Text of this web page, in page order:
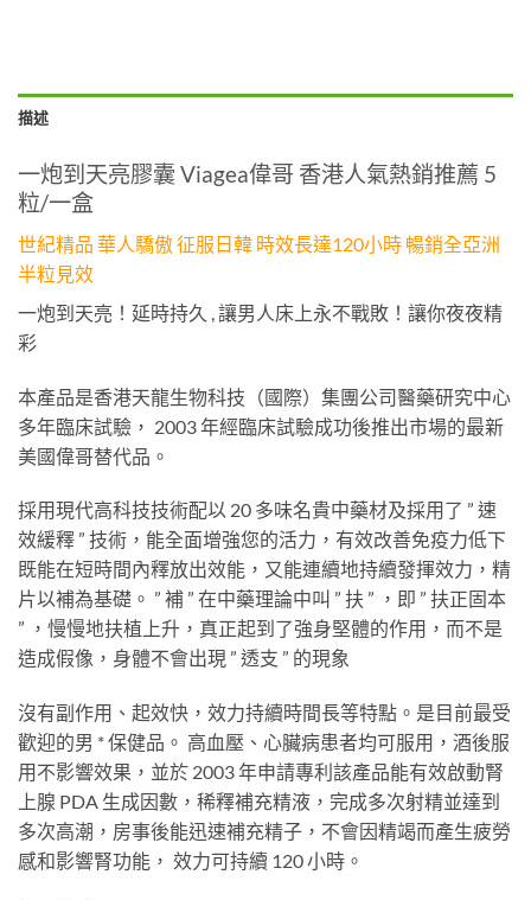
描述
一炮到天亮膠囊 Viagea偉哥 香港人氣熱銷推薦 5
粒/一盒
世紀精品 華人驕傲 征服日韓 時效長達120小時 暢銷全亞洲
半粒見效
一炮到天亮！延時持久 , 讓男人床上永不戰敗！讓你夜夜精
彩
本產品是香港天龍生物科技（國際）集團公司醫藥研究中心
多年臨床試驗， 2003 年經臨床試驗成功後推出市場的最新
美國偉哥替代品。
採用現代高科技技術配以 20 多味名貴中藥材及採用了 ” 速
效緩釋 ” 技術，能全面增強您的活力，有效改善免疫力低下
既能在短時間內釋放出效能，又能連續地持續發揮效力，精
片以補為基礎。 ” 補 ” 在中藥理論中叫 ” 扶 ” ，即 ” 扶正固本
” ，慢慢地扶植上升，真正起到了強身堅體的作用，而不是
造成假像，身體不會出現 ” 透支 ” 的現象
沒有副作用、起效快，效力持續時間長等特點。是目前最受
歡迎的男 * 保健品。 高血壓、心臟病患者均可服用，酒後服
用不影響效果，並於 2003 年申請專利該產品能有效啟動腎
上腺 PDA 生成因數，稀釋補充精液，完成多次射精並達到
多次高潮，房事後能迅速補充精子，不會因精竭而產生疲勞
感和影響腎功能， 效力可持續 120 小時。